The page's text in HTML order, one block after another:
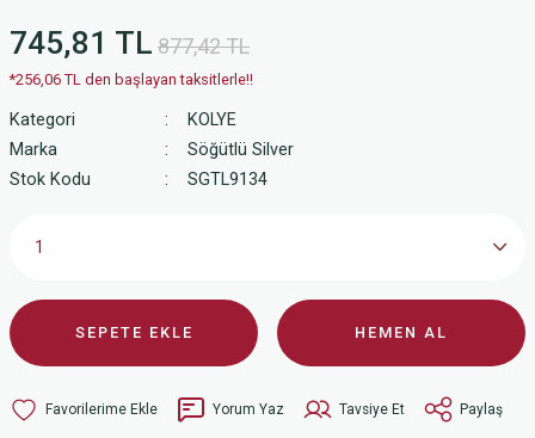
745,81 TL 877,42 TL
*256,06 TL den başlayan taksitlerle!!
Kategori
KOLYE
Marka
Söğütlü Silver
Stok Kodu
SGTL9134
SEPETE EKLE HEMEN AL
Yorum Yaz Tavsiye Et Paylaş